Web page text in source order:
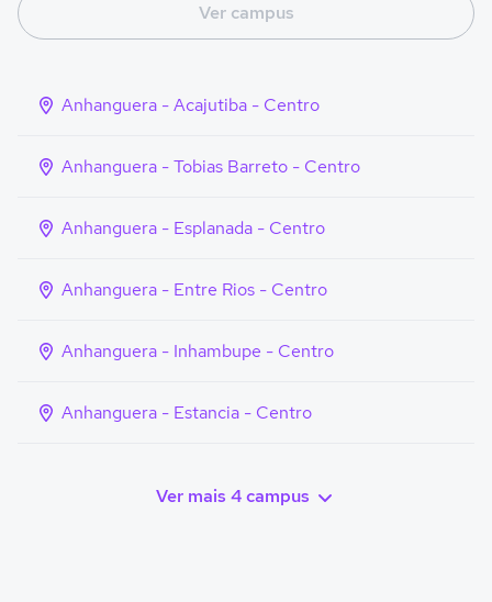
Ver campus
Anhanguera - Acajutiba - Centro
Anhanguera - Tobias Barreto - Centro
Anhanguera - Esplanada - Centro
Anhanguera - Entre Rios - Centro
Anhanguera - Inhambupe - Centro
Anhanguera - Estancia - Centro
Ver mais 4 campus